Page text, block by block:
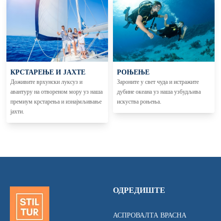
КРСТАРЕЊЕ И ЈАХТЕ
Доживите врхунски луксуз и
авантуру на отвореном мору уз наша
премиум крстарења и изнајмљивање
јахти.
РОЊЕЊЕ
Зароните у свет чуда и истражите
дубине океана уз наша узбудљива
искуства роњења.
ОДРЕДИШТЕ
АСПРОВАЛТА ВРАСНА